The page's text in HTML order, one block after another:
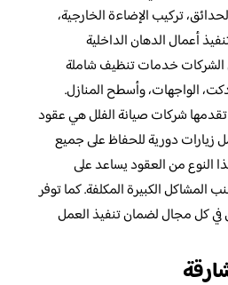
تركيب الإضاءة الخارجية،
أعمال الدهان الداخلية
الشركات خدمات تنظيف شاملة
الواجهات، وأسطح المنازل.
تقدمها شركات صيانة الفلل هي عقود
زيارات دورية للحفاظ على جميع
النوع من العقود يساعد على
المشاكل الكبيرة المكلفة. كما توفر
كل مجال لضمان تنفيذ العمل